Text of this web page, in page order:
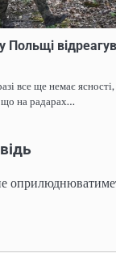
Польщі
все ще немає
що на радарах…